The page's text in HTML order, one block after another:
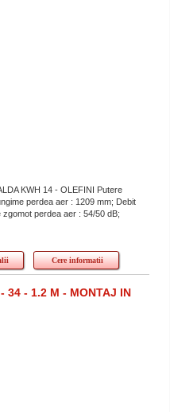
KWH 14 - OLEFINI Putere
perdea aer : 1209 mm; Debit
perdea aer : 54/50 dB;
Cere informatii
34 - 1.2 M - MONTAJ IN